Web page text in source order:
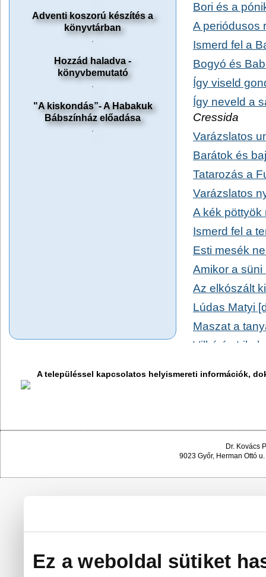
Ez a weboldal sütiket
Adventi koszorú készítés a
könyvtárban
Hozzád haladva -
könyvbemutató
"A kiskondás”- A Habakuk
Bábszínház előadása
Bori és a
A periódusos
Ismerd fel a
Bogyó és
Így viseld
Így neveld a
Cressida
Varázslatos
Barátok és
Tatarozás a
Varázslatos
A kék pöttyök
Ismerd fel a
Esti mesék
Amikor a süni
Az elkószált
Lúdas Matyi
Maszat a
Vilkó és Lile
A településsel kapcsolatos helyismereti információk,
Dr. Kovács
9023 Győr, Herman Ottó